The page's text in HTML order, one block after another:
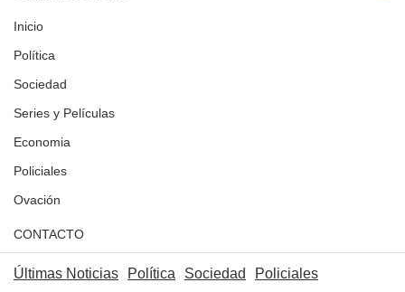
Inicio
Política
Sociedad
Series y Películas
Economia
Policiales
Ovación
CONTACTO
Últimas Noticias Política Sociedad Policiales